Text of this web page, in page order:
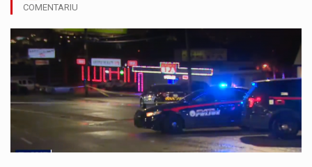
În luna august, orașul Baia Sprie își deschide din nou porțile de ZIUA MINERULUI, eveniment care se va desfăsura în…
”Am susținut în Parlament Strategia Națională pentru Conservarea Biodiversității 2026–2030, un pas necesar pentru protejarea naturii și respectarea angajamentelor europene…
În cadrul sesiunii extraordinare a Camerei Deputaților, Crina Chilat, deputat PSD Maramures a votat modificările la Legea decarbonizării și a…
COMENTARIU